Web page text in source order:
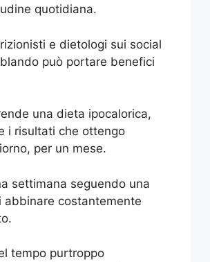
quotidiana.
e dietologi sui social
può portare benefici
una dieta ipocalorica,
i risultati che ottengo
per un mese.
settimana seguendo una
abbinare costantemente
tempo purtroppo